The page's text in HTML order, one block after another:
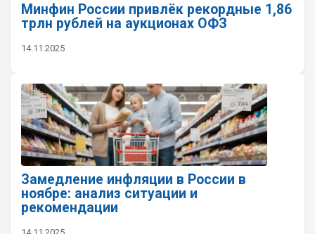
Минфин России привлёк рекордные 1,86
трлн рублей на аукционах ОФЗ
14.11.2025
Замедление инфляции в России в
ноябре: анализ ситуации и
рекомендации